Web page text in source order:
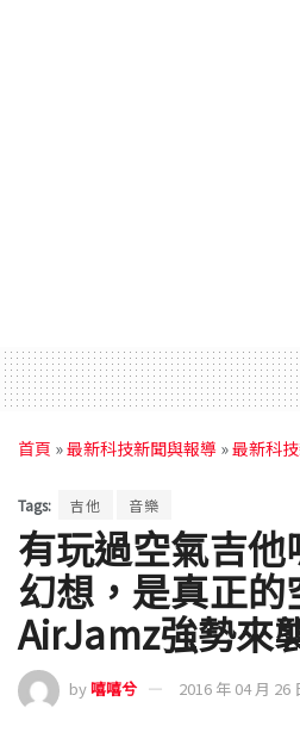
首頁 »最新科技新聞與報導 »最新科
Tags: 吉他 音樂
有玩過空氣吉
幻想，是真正的
AirJamz強勢來
by嘻嘻兮 2016 年 04 月 26